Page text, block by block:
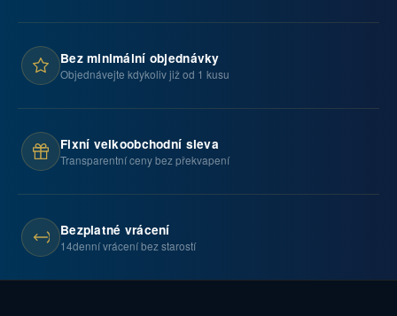
Bez minimální objednávky
Objednávejte kdykoliv již od 1 kusu
Fixní velkoobchodní sleva
Transparentní ceny bez překvapení
Bezplatné vrácení
14denní vrácení bez starostí